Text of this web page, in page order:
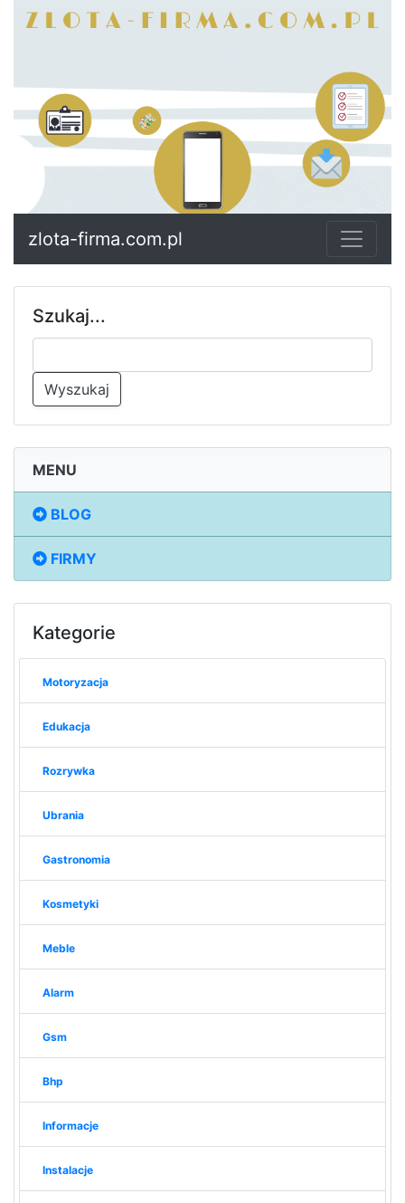
zlota-firma.com.pl
Szukaj...
Wyszukaj
MENU
BLOG
FIRMY
Kategorie
Motoryzacja
Edukacja
Rozrywka
Ubrania
Gastronomia
Kosmetyki
Meble
Alarm
Gsm
Bhp
Informacje
Instalacje